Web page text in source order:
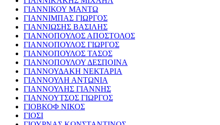
ΓΙΑΝΝΙΚΟΥ ΜΑΝΤΩ
ΓΙΑΝΝΙΜΠΑΣ ΓΙΩΡΓΟΣ
ΓΙΑΝΝΙΩΣΗΣ ΒΑΣΙΛΗΣ
ΓΙΑΝΝΟΠΟΥΛΟΣ ΑΠΟΣΤΟΛΟΣ
ΓΙΑΝΝΟΠΟΥΛΟΣ ΓΙΩΡΓΟΣ
ΓΙΑΝΝΟΠΟΥΛΟΣ ΤΑΣΟΣ
ΓΙΑΝΝΟΠΟΥΛΟΥ ΔΕΣΠΟΙΝΑ
ΓΙΑΝΝΟΥΔΑΚΗ ΝΕΚΤΑΡΙΑ
ΓΙΑΝΝΟΥΛΗ ΑΝΤΩΝΙΑ
ΓΙΑΝΝΟΥΛΗΣ ΓΙΑΝΝΗΣ
ΓΙΑΝΝΟΥΤΣΟΣ ΓΙΩΡΓΟΣ
ΓΙΟΒΚΟΦ ΝΙΚΟΣ
ΓΙΟΣΙ